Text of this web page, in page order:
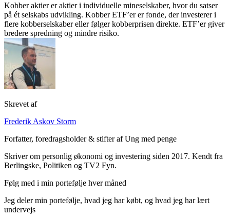
Kobber aktier er aktier i individuelle mineselskaber, hvor du satser
på ét selskabs udvikling. Kobber ETF’er er fonde, der investerer i
flere kobberselskaber eller følger kobberprisen direkte. ETF’er giver
bredere spredning og mindre risiko.
Skrevet af
Frederik Askov Storm
Forfatter, foredragsholder & stifter af Ung med penge
Skriver om personlig økonomi og investering siden 2017. Kendt fra
Berlingske, Politiken og TV2 Fyn.
Følg med i min portefølje hver måned
Jeg deler min portefølje, hvad jeg har købt, og hvad jeg har lært
undervejs